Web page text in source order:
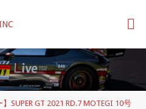
】SUPER GT 2021 RD.7 MOTEGI 10号